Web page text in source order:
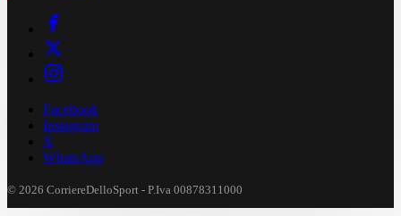
Facebook
Instagram
X
WhatsApp
© 2026 CorriereDelloSport - P.Iva 00878311000